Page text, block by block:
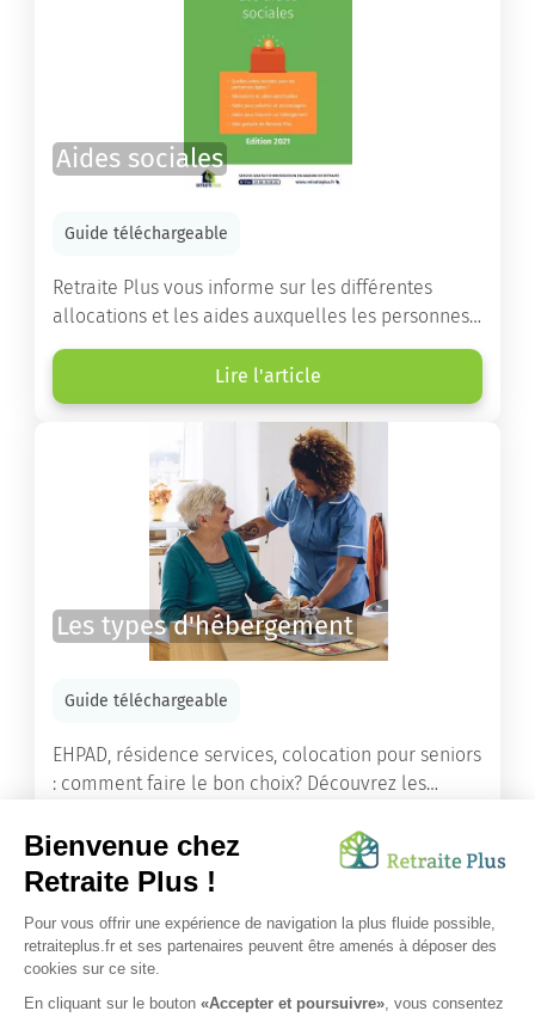
Aides sociales
Guide téléchargeable
Retraite Plus vous informe sur les différentes
allocations et les aides auxquelles les personnes
âgées ont droit pour financer un séjour en maison
de retraite ou un maintien à domicile.
Lire l'article
Les types d'hébergement
Guide téléchargeable
EHPAD, résidence services, colocation pour seniors
: comment faire le bon choix? Découvrez les
ainés.
Lire l'article
Vous avez besoin d’une aide de nos équipes ?
Obtenir les tarifs & disponibilités